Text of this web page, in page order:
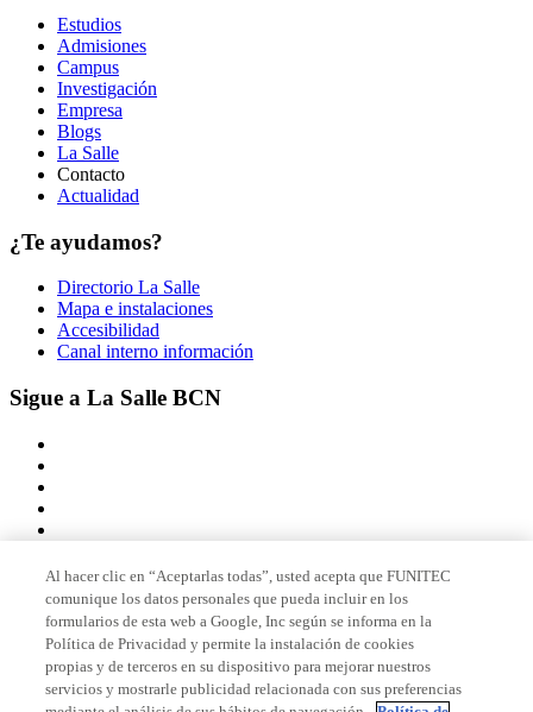
Estudios
Admisiones
Campus
Investigación
Empresa
Blogs
La Salle
Contacto
Actualidad
¿Te ayudamos?
Directorio La Salle
Mapa e instalaciones
Accesibilidad
Canal interno información
Sigue a La Salle BCN
Miembro de
Acreditaciones
Al hacer clic en “Aceptarlas todas”, usted acepta que FUNITEC
comunique los datos personales que pueda incluir en los
formularios de esta web a Google, Inc según se informa en la
Política de Privacidad y permite la instalación de cookies
propias y de terceros en su dispositivo para mejorar nuestros
servicios y mostrarle publicidad relacionada con sus preferencias